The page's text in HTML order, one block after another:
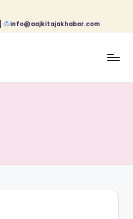
info@aajkitajakhabar.com